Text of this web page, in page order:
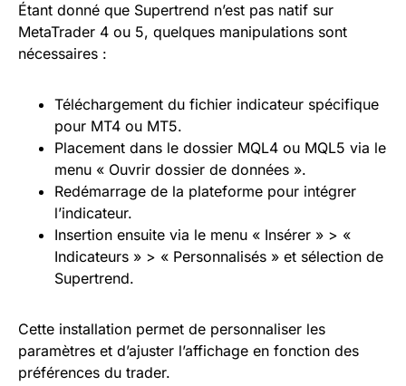
Étant donné que Supertrend n’est pas natif sur
MetaTrader 4 ou 5, quelques manipulations sont
nécessaires :
Téléchargement du fichier indicateur spécifique
pour MT4 ou MT5.
Placement dans le dossier MQL4 ou MQL5 via le
menu « Ouvrir dossier de données ».
Redémarrage de la plateforme pour intégrer
l’indicateur.
Insertion ensuite via le menu « Insérer » > «
Indicateurs » > « Personnalisés » et sélection de
Supertrend.
Cette installation permet de personnaliser les
paramètres et d’ajuster l’affichage en fonction des
préférences du trader.